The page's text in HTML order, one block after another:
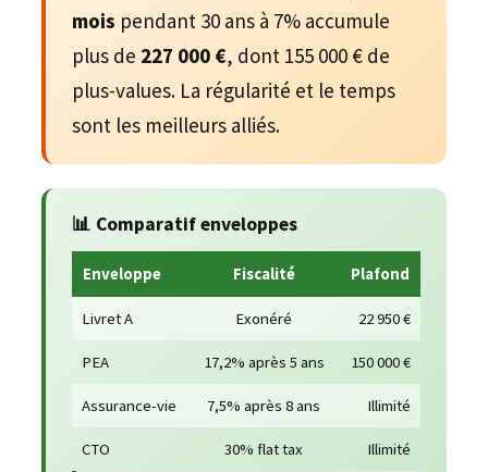
mois pendant 30 ans à 7% accumule
plus de 227 000 €, dont 155 000 € de
plus-values. La régularité et le temps
sont les meilleurs alliés.
📊 Comparatif enveloppes
Enveloppe Fiscalité Plafond
Livret A Exonéré 22 950 €
PEA 17,2% après 5 ans 150 000 €
Assurance-vie 7,5% après 8 ans Illimité
CTO 30% flat tax Illimité